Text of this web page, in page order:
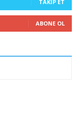
TAKIP ET
ABONE OL